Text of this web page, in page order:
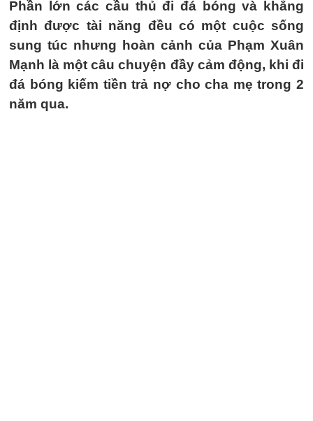
Phần lớn các cầu thủ đi đá bóng và khẳng
định được tài năng đều có một cuộc sống
sung túc nhưng hoàn cảnh của Phạm Xuân
Mạnh là một câu chuyện đầy cảm động, khi đi
đá bóng kiếm tiền trả nợ cho cha mẹ trong 2
năm qua.